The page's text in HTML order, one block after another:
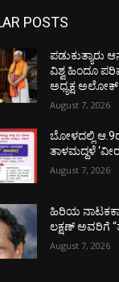
POSTS
ಪಡುಕುತ್ಯಾರು
ವಿಶ್ವ ಹಿಂದೂ
ಅಧ್ಯಕ್ಷ
August 7, 2026
ಬೋಳದಲ್ಲಿ
ತಾಳಮದ್ದಳೆ
August 7, 2026
ಹಿರಿಯ
ಲಕ್ಷಣ್ ಅವರಿಗೆ
August 7, 2026